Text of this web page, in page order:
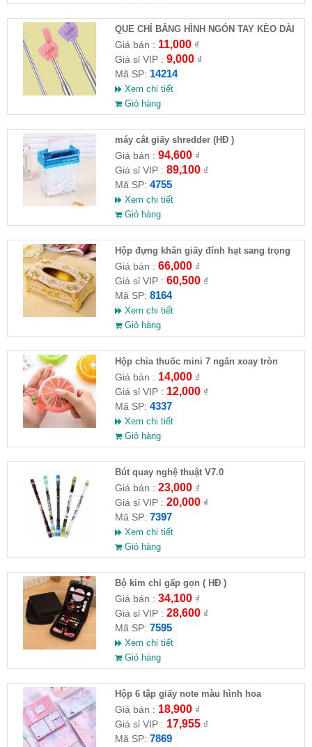
QUE CHỈ BẢNG HÌNH NGÓN TAY KÈO DÀI
68CM
Giá bán : 11,000₫
Giá sỉ VIP : 9,000₫
Mã SP: 14214
Xem chi tiết
Giỏ hàng
máy cắt giấy shredder (HĐ )
Giá bán : 94,600₫
Giá sỉ VIP : 89,100₫
Mã SP: 4755
Xem chi tiết
Giỏ hàng
Hộp đựng khăn giấy đính hạt sang trọng
(HĐ )
Giá bán : 66,000₫
Giá sỉ VIP : 60,500₫
Mã SP: 8164
Xem chi tiết
Giỏ hàng
Hộp chia thuốc mini 7 ngăn xoay tròn
Giá bán : 14,000₫
Giá sỉ VIP : 12,000₫
Mã SP: 4337
Xem chi tiết
Giỏ hàng
Bút quay nghệ thuật V7.0
Giá bán : 23,000₫
Giá sỉ VIP : 20,000₫
Mã SP: 7397
Xem chi tiết
Giỏ hàng
Bộ kim chỉ gấp gọn ( HĐ )
Giá bán : 34,100₫
Giá sỉ VIP : 28,600₫
Mã SP: 7595
Xem chi tiết
Giỏ hàng
Hộp 6 tập giấy note màu hình hoa
Giá bán : 18,900₫
Giá sỉ VIP : 17,955₫
Mã SP: 7869